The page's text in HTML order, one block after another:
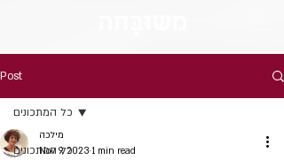
Post
כל המתכונים
כל המתכונים
מילכה
Nov 9, 2023 1 min read